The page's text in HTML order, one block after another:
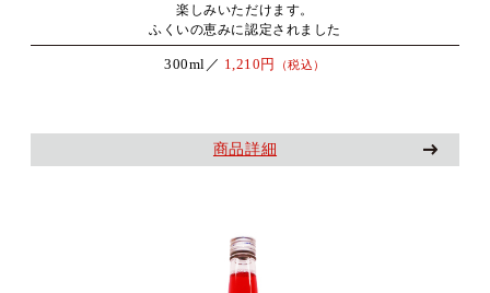
楽しみいただけます。
ふくいの恵みに認定されました
300ml／ 1,210円 （税込）
商品詳細